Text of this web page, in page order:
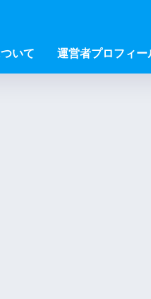
いて 運営者プロフィー